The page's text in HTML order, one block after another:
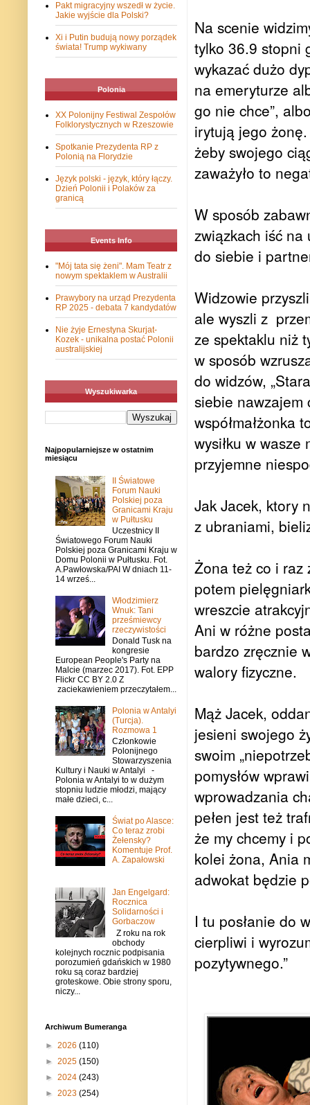
Na scenie
tylko 36.9 stopni
wykazać dużo
na emeryturze
go nie chce”,
irytują jego
żeby swojego
zaważyło to
W sposób
związkach iść na
do siebie i
Widzowie
ale wyszli z
ze spektaklu niż
w sposób
do widzów,
siebie nawzajem
współmałżonka
wysiłku w
przyjemne
Jak Jacek, ktory
z ubraniami,
Żona też co i raz
potem
wreszcie
Ani w różne
bardzo zręcznie
walory fizyczne.
Mąż Jacek,
jesieni swojego
swoim
pomysłów
wprowadzania
pełen jest też
że my chcemy i
kolei żona, Ania
adwokat będzie
I tu posłanie do
cierpliwi i
pozytywnego.”
Pakt migracyjny wszedł w życie.
Jakie wyjście dla Polski?
Xi i Putin budują nowy porządek
świata! Trump wykiwany
Polonia
XX Polonijny Festiwal Zespołów
Folklorystycznych w Rzeszowie
Spotkanie Prezydenta RP z
Polonią na Florydzie
Język polski - język, który łączy.
Dzień Polonii i Polaków za
granicą
Events Info
"Mój tata się żeni". Mam Teatr z
nowym spektaklem w Australii
Prawybory na urząd Prezydenta
RP 2025 - debata 7 kandydatów
Nie żyje Ernestyna Skurjat-
Kozek - unikalna postać Polonii
australijskiej
Wyszukiwarka
Najpopularniejsze w ostatnim
miesiącu
II Światowe
Forum Nauki
Polskiej poza
Granicami Kraju
w Pułtusku
Uczestnicy II
Światowego Forum Nauki
Polskiej poza Granicami Kraju w
Domu Polonii w Pułtusku. Fot.
A.Pawłowska/PAI W dniach 11-
14 wrześ...
Włodzimierz
Wnuk: Tani
prześmiewcy
rzeczywistości
Donald Tusk na
kongresie
European People's Party na
Malcie (marzec 2017). Fot. EPP
Flickr CC BY 2.0 Z
zaciekawieniem przeczytałem...
Polonia w Antalyi
(Turcja).
Rozmowa 1
Członkowie
Polonijnego
Stowarzyszenia
Kultury i Nauki w Antalyi -
Polonia w Antalyi to w dużym
stopniu ludzie młodzi, mający
małe dzieci, c...
Świat po Alasce:
Co teraz zrobi
Żełensky?
Komentuje Prof.
A. Zapałowski
Jan Engelgard:
Rocznica
Solidarności i
Gorbaczow
Z roku na rok
obchody
kolejnych rocznic podpisania
porozumień gdańskich w 1980
roku są coraz bardziej
groteskowe. Obie strony sporu,
niczy...
Archiwum Bumeranga
► 2026 (110)
► 2025 (150)
► 2024 (243)
► 2023 (254)